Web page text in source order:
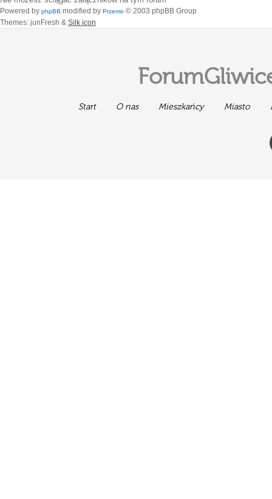
Powered by phpBB modified by Przemo © 2003 phpBB Group
Themes: junFresh & Silk icon
Start O nas Mieszkańcy Miasto